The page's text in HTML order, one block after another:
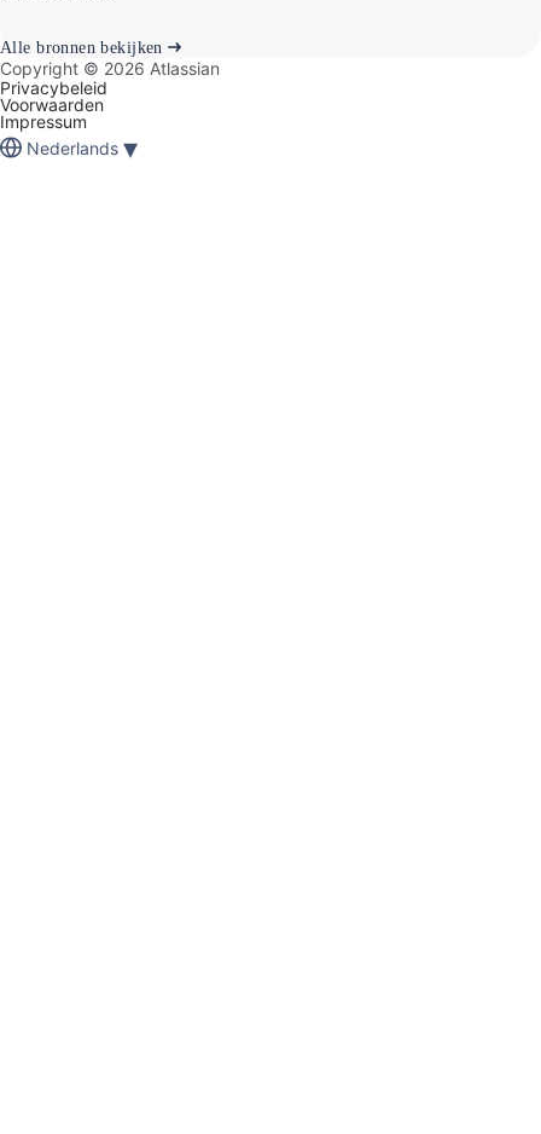
Alle bronnen bekijken
Copyright © 2026 Atlassian
Privacybeleid
Voorwaarden
Impressum
Nederlands ▾